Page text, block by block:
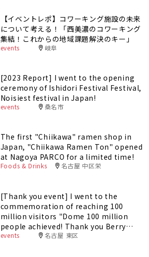
【イベントレポ】コワーキング施設の未来
について考える！「西美濃のコワーキング
集結！これからの地域課題解決のキー」
events 岐阜
[2023 Report] I went to the opening
ceremony of Ishidori Festival Festival,
Noisiest festival in Japan!
events 桑名市
The first "Chiikawa" ramen shop in
Japan, "Chiikawa Ramen Ton" opened
at Nagoya PARCO for a limited time!
Foods & Drinks 名古屋 中区栄
[Thank you event] I went to the
commemoration of reaching 100
million visitors "Dome 100 million
people achieved! Thank you Berry
Match Chunichi Dragons vs DeNA
events 名古屋 東区